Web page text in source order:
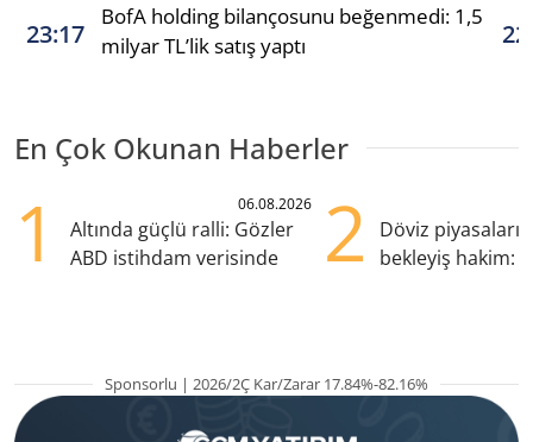
23:17
BofA holding bilançosunu beğenmedi: 1,5
milyar TL’lik satış yaptı
En Çok Okunan Haberler
1 06.08.2026
Altında güçlü ralli: Gözler
ABD istihdam verisinde
2
Döviz
bekleyiş hakim:
Sponsorlu | 2026/2Ç Kar/Zarar 17.84%-82.16%